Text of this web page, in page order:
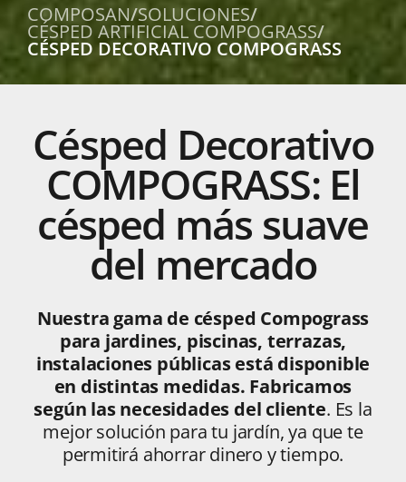
COMPOSAN/SOLUCIONES/
CÉSPED ARTIFICIAL COMPOGRASS/
CÉSPED DECORATIVO COMPOGRASS
Césped Decorativo
COMPOGRASS: El
césped más suave
del mercado
Nuestra gama de césped Compograss
para jardines, piscinas, terrazas,
instalaciones públicas está disponible
en distintas medidas. Fabricamos
según las necesidades del cliente. Es la
mejor solución para tu jardín, ya que te
permitirá ahorrar dinero y tiempo.